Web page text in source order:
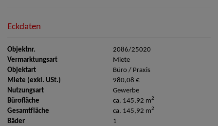
Eckdaten
Objektnr.
2086/25020
Vermarktungsart
Miete
Objektart
Büro / Praxis
Miete (exkl. USt.)
980,08 €
Nutzungsart
Gewerbe
Bürofläche
ca. 145,92 m2
Gesamtfläche ca. 145,92 m2
Bäder
1